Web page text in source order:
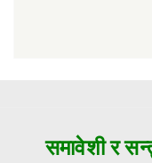
समावेशी र